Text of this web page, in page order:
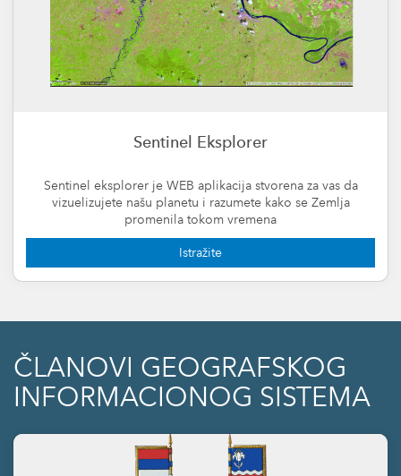
Sentinel Eksplorer
Sentinel eksplorer je WEB aplikacija stvorena za vas da
vizuelizujete našu planetu i razumete kako se Zemlja
promenila tokom vremena
Istražite
ČLANOVI GEOGRAFSKOG
INFORMACIONOG SISTEMA